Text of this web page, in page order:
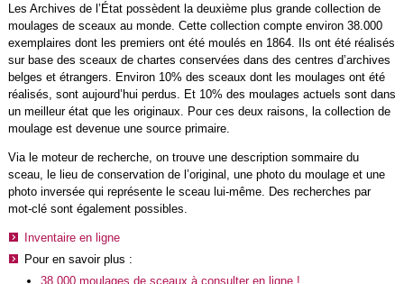
Les Archives de l’État possèdent la deuxième plus grande collection de
moulages de sceaux au monde. Cette collection compte environ 38.000
exemplaires dont les premiers ont été moulés en 1864. Ils ont été réalisés
sur base des sceaux de chartes conservées dans des centres d’archives
belges et étrangers. Environ 10% des sceaux dont les moulages ont été
réalisés, sont aujourd’hui perdus. Et 10% des moulages actuels sont dans
un meilleur état que les originaux. Pour ces deux raisons, la collection de
moulage est devenue une source primaire.
Via le moteur de recherche, on trouve une description sommaire du
sceau, le lieu de conservation de l’original, une photo du moulage et une
photo inversée qui représente le sceau lui-même. Des recherches par
mot-clé sont également possibles.
Inventaire en ligne
Pour en savoir plus :
38.000 moulages de sceaux à consulter en ligne !